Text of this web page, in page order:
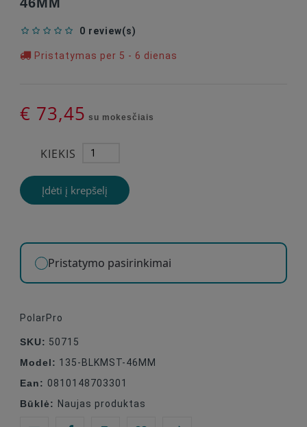
0 review(s)
Pristatymas per 5 - 6 dienas
€ 73,45 su mokesčiais
KIEKIS
Įdėti į krepšelį
Pristatymo pasirinkimai
PolarPro
SKU: 50715
Model: 135-BLKMST-46MM
Ean: 0810148703301
Būklė: Naujas produktas